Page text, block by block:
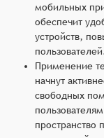
мобильных
обеспечит
устройств,
Применение
начнут
свободных
пространство